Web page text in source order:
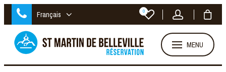
Français 0
MENU